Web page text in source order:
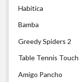
Habitica
Bamba
Greedy Spiders 2
Table Tennis Touch
Amigo Pancho